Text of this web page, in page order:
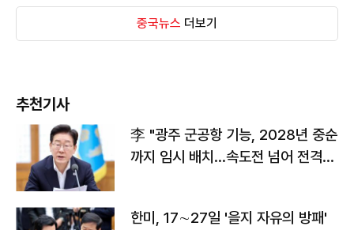
중국뉴스 더보기
추천기사
李 "광주 군공항 기능, 2028년 중순
까지 임시 배치…속도전 넘어 전격
한미, 17∼27일 '을지 자유의 방패'